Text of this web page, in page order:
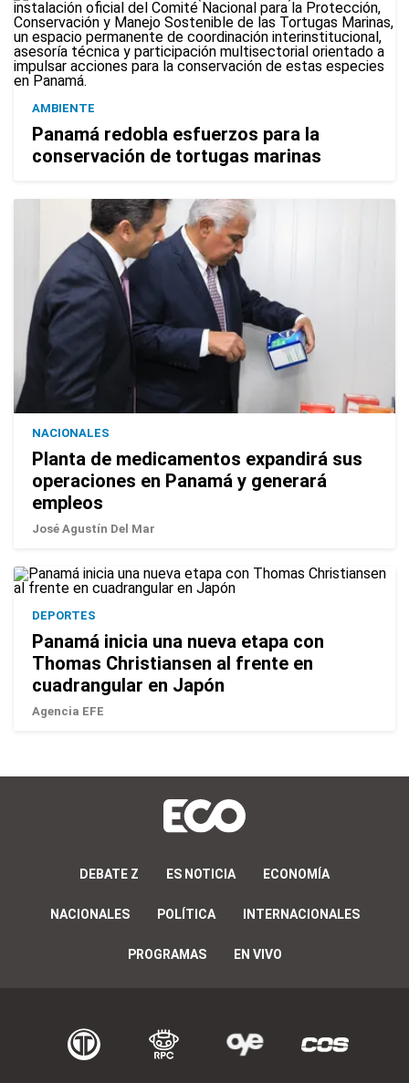
AMBIENTE
Panamá redobla esfuerzos para la
conservación de tortugas marinas
NACIONALES
Planta de medicamentos expandirá sus
operaciones en Panamá y generará
empleos
José Agustín Del Mar
DEPORTES
Panamá inicia una nueva etapa con
Thomas Christiansen al frente en
cuadrangular en Japón
Agencia EFE
DEBATE Z ES NOTICIA ECONOMÍA
NACIONALES POLÍTICA INTERNACIONALES
PROGRAMAS EN VIVO